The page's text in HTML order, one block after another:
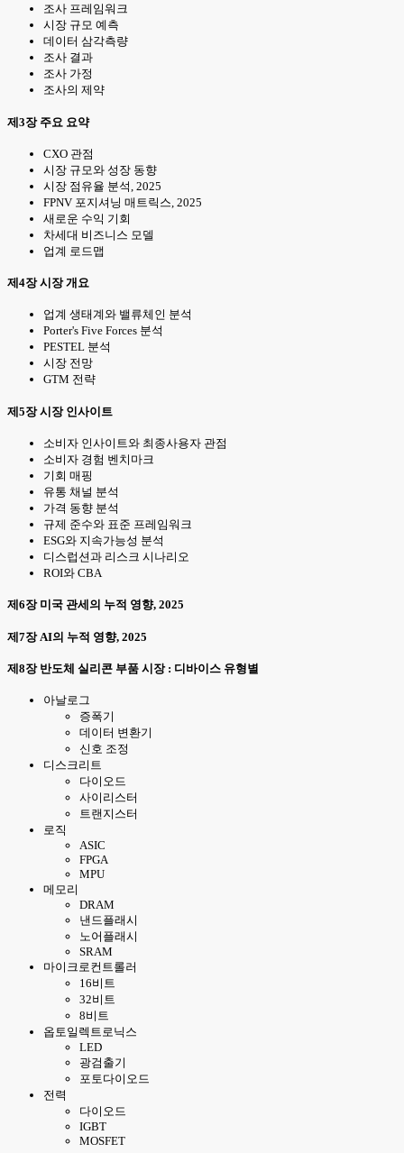
조사 프레임워크
시장 규모 예측
데이터 삼각측량
조사 결과
조사 가정
조사의 제약
제3장 주요 요약
CXO 관점
시장 규모와 성장 동향
시장 점유율 분석, 2025
FPNV 포지셔닝 매트릭스, 2025
새로운 수익 기회
차세대 비즈니스 모델
업계 로드맵
제4장 시장 개요
업계 생태계와 밸류체인 분석
Porter's Five Forces 분석
PESTEL 분석
시장 전망
GTM 전략
제5장 시장 인사이트
소비자 인사이트와 최종사용자 관점
소비자 경험 벤치마크
기회 매핑
유통 채널 분석
가격 동향 분석
규제 준수와 표준 프레임워크
ESG와 지속가능성 분석
디스럽션과 리스크 시나리오
ROI와 CBA
제6장 미국 관세의 누적 영향, 2025
제7장 AI의 누적 영향, 2025
제8장 반도체 실리콘 부품 시장 : 디바이스 유형별
아날로그
증폭기
데이터 변환기
신호 조정
디스크리트
다이오드
사이리스터
트랜지스터
로직
ASIC
FPGA
MPU
메모리
DRAM
낸드플래시
노어플래시
SRAM
마이크로컨트롤러
16비트
32비트
8비트
옵토일렉트로닉스
LED
광검출기
포토다이오드
전력
다이오드
IGBT
MOSFET